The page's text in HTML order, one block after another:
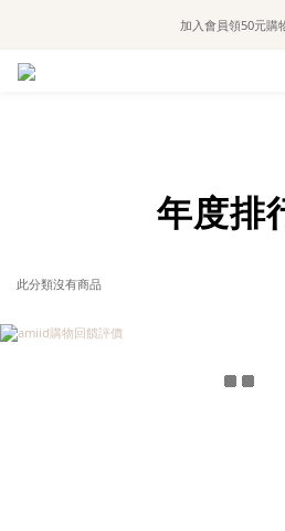
全站滿$2,500免運｜6/30前 含新
加入會員領50元購
年度排
此分類沒有商品